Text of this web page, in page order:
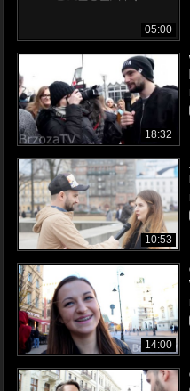
05:00
18:32
10:53
14:00